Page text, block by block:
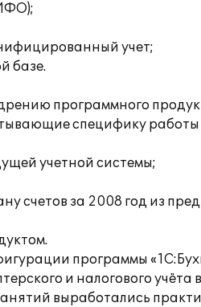
учет;
базе.
программного
специфику
учетной системы;
счетов за 2008 год из
программы
и налогового учёта
выработались